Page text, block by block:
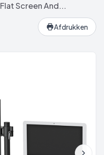
Flat Screen And...
Afdrukken